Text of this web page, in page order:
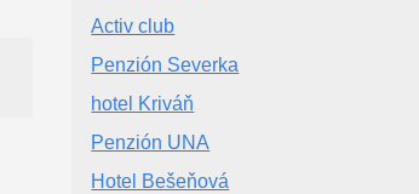
Activ club
Penzión Severka
hotel Kriváň
Penzión UNA
Hotel Bešeňová